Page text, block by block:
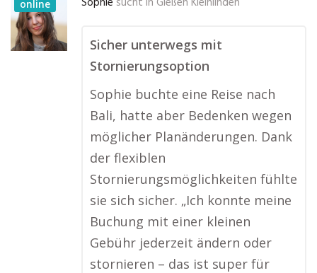
online
Sicher unterwegs mit
Stornierungsoption
Sophie buchte eine Reise nach
Bali, hatte aber Bedenken wegen
möglicher Planänderungen. Dank
der flexiblen
Stornierungsmöglichkeiten fühlte
sie sich sicher. „Ich konnte meine
Buchung mit einer kleinen
Gebühr jederzeit ändern oder
stornieren – das ist super für